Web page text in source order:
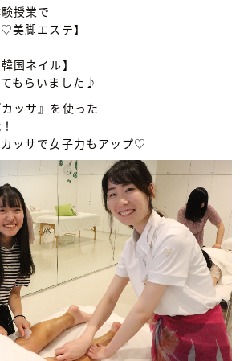
授業で
美脚エステ】
国ネイル】
もらいました♪
ッサ』を使った
ッサで女子力もアップ♡